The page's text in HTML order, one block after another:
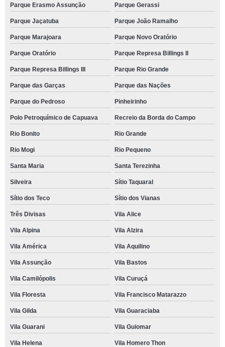
Parque Erasmo Assunção Parque Gerassi
Parque Jaçatuba Parque João Ramalho
Parque Marajoara Parque Novo Oratório
Parque Oratório Parque Represa Billings II
Parque Represa Billings III Parque Rio Grande
Parque das Garças Parque das Nações
Parque do Pedroso Pinheirinho
Polo Petroquímico de Capuava Recreio da Borda do Campo
Rio Bonito Rio Grande
Rio Mogi Rio Pequeno
Santa Maria Santa Terezinha
Silveira Sítio Taquaral
Sítio dos Teco Sítio dos Vianas
Três Divisas Vila Alice
Vila Alpina Vila Alzira
Vila América Vila Aquilino
Vila Assunção Vila Bastos
Vila Camilópolis Vila Curuçá
Vila Floresta Vila Francisco Matarazzo
Vila Gilda Vila Guaraciaba
Vila Guarani Vila Guiomar
Vila Helena Vila Homero Thon